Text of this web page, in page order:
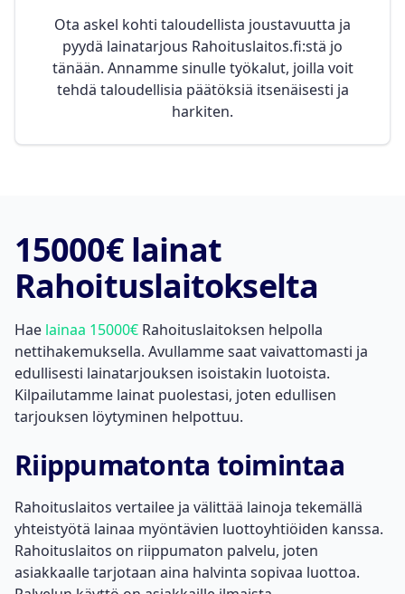
Ota askel kohti taloudellista joustavuutta ja
pyydä lainatarjous Rahoituslaitos.fi:stä jo
tänään. Annamme sinulle työkalut, joilla voit
tehdä taloudellisia päätöksiä itsenäisesti ja
harkiten.
15000€ lainat
Rahoituslaitokselta
Hae lainaa 15000€ Rahoituslaitoksen helpolla
nettihakemuksella. Avullamme saat vaivattomasti ja
edullisesti lainatarjouksen isoistakin luotoista.
Kilpailutamme lainat puolestasi, joten edullisen
tarjouksen löytyminen helpottuu.
Riippumatonta toimintaa
Rahoituslaitos vertailee ja välittää lainoja tekemällä
yhteistyötä lainaa myöntävien luottoyhtiöiden kanssa.
Rahoituslaitos on riippumaton palvelu, joten
asiakkaalle tarjotaan aina halvinta sopivaa luottoa.